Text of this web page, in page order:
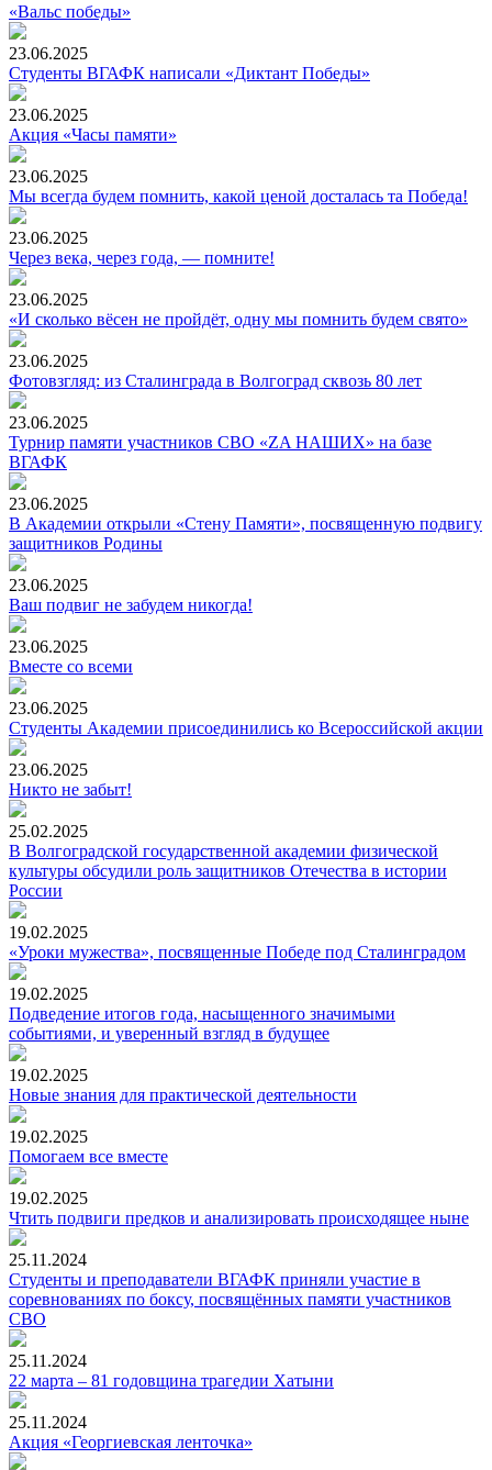
«Вальс победы»
23.06.2025
Студенты ВГАФК написали «Диктант Победы»
23.06.2025
Акция «Часы памяти»
23.06.2025
Мы всегда будем помнить, какой ценой досталась та Победа!
23.06.2025
Через века, через года, — помните!
23.06.2025
«И сколько вёсен не пройдёт, одну мы помнить будем свято»
23.06.2025
Фотовзгляд: из Сталинграда в Волгоград сквозь 80 лет
23.06.2025
Турнир памяти участников СВО «ZA НАШИХ» на базе
ВГАФК
23.06.2025
В Академии открыли «Стену Памяти», посвященную подвигу
защитников Родины
23.06.2025
Ваш подвиг не забудем никогда!
23.06.2025
Вместе со всеми
23.06.2025
Студенты Академии присоединились ко Всероссийской акции
23.06.2025
Никто не забыт!
25.02.2025
В Волгоградской государственной академии физической
культуры обсудили роль защитников Отечества в истории
России
19.02.2025
«Уроки мужества», посвященные Победе под Сталинградом
19.02.2025
Подведение итогов года, насыщенного значимыми
событиями, и уверенный взгляд в будущее
19.02.2025
Новые знания для практической деятельности
19.02.2025
Помогаем все вместе
19.02.2025
Чтить подвиги предков и анализировать происходящее ныне
25.11.2024
Студенты и преподаватели ВГАФК приняли участие в
соревнованиях по боксу, посвящённых памяти участников
СВО
25.11.2024
22 марта – 81 годовщина трагедии Хатыни
25.11.2024
Акция «Георгиевская ленточка»